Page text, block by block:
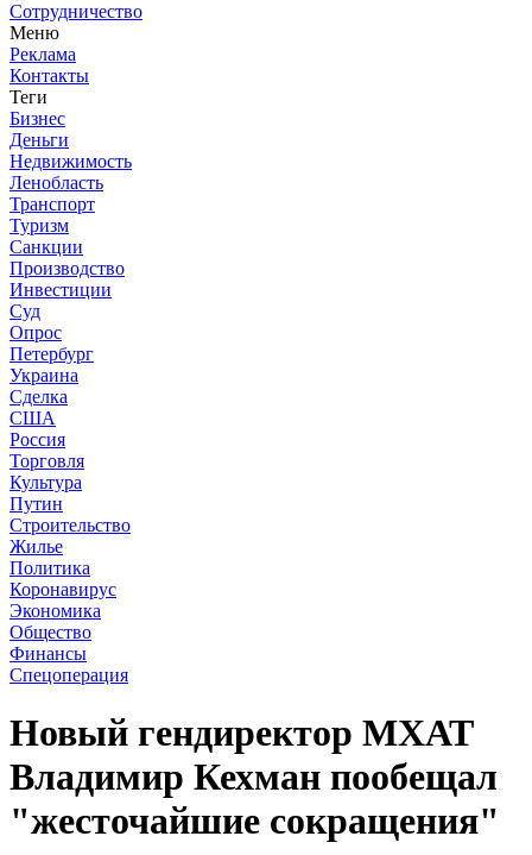
Сотрудничество
Меню
Реклама
Контакты
Теги
Бизнес
Деньги
Недвижимость
Ленобласть
Транспорт
Туризм
Санкции
Производство
Инвестиции
Суд
Опрос
Петербург
Украина
Сделка
США
Россия
Торговля
Культура
Путин
Строительство
Жилье
Политика
Коронавирус
Экономика
Общество
Финансы
Спецоперация
Новый гендиректор МХАТ
Владимир Кехман пообещал
"жесточайшие сокращения"